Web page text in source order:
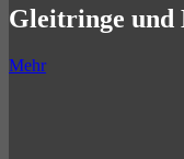
Gleitringe und
Mehr